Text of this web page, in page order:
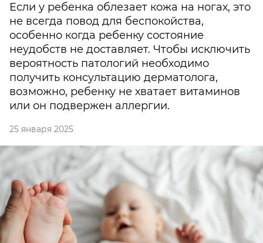
Если у ребенка облезает кожа на ногах, это
не всегда повод для беспокойства,
особенно когда ребенку состояние
неудобств не доставляет. Чтобы исключить
вероятность патологий необходимо
получить консультацию дерматолога,
возможно, ребенку не хватает витаминов
или он подвержен аллергии.
25 января 2025